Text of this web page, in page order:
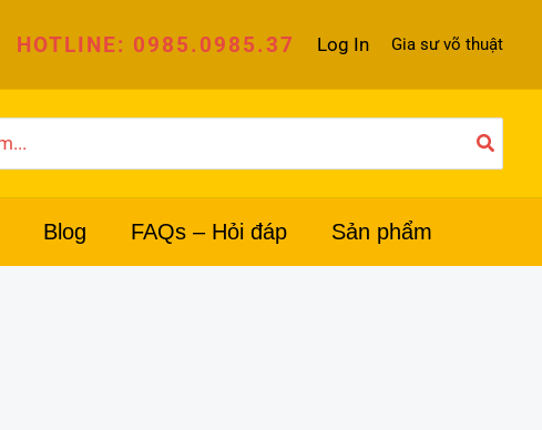
HOTLINE: 0985.0985.37 Log In Gia sư võ thuật
Blog FAQs – Hỏi đáp Sản phẩm